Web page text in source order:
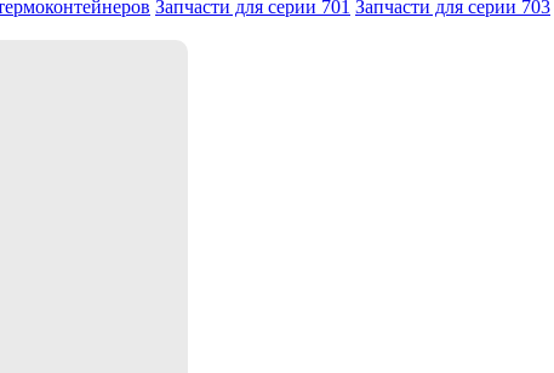
Запчасти для серии 701 Запчасти для серии 703